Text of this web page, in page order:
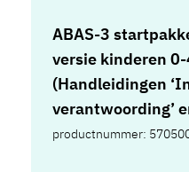
5-17 jaar, in box)
aanvullende
vragenlijsten
18-80 jaar, 10
jaar, 10
zelfrapportage 18-
ABAS-3
versie kinderen
(Handleidingen
verantwoording’
normen en
productnummer: